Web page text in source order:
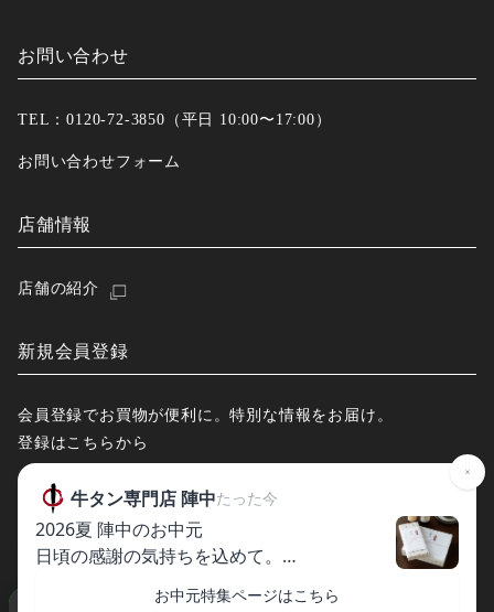
お問い合わせ
TEL：0120-72-3850（平日 10:00〜17:00）
お問い合わせフォーム
店舗情報
店舗の紹介
新規会員登録
会員登録でお買物が便利に。特別な情報をお届け。
登録はこちらから